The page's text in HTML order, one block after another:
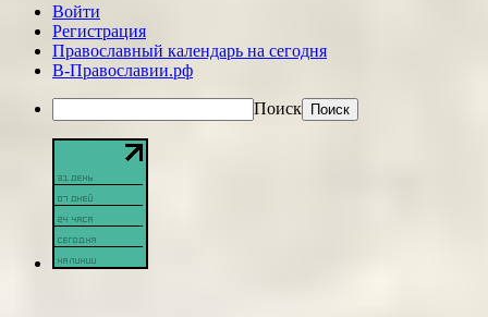
Войти
Регистрация
Православный календарь на сегодня
В-Православии.рф
Поиск